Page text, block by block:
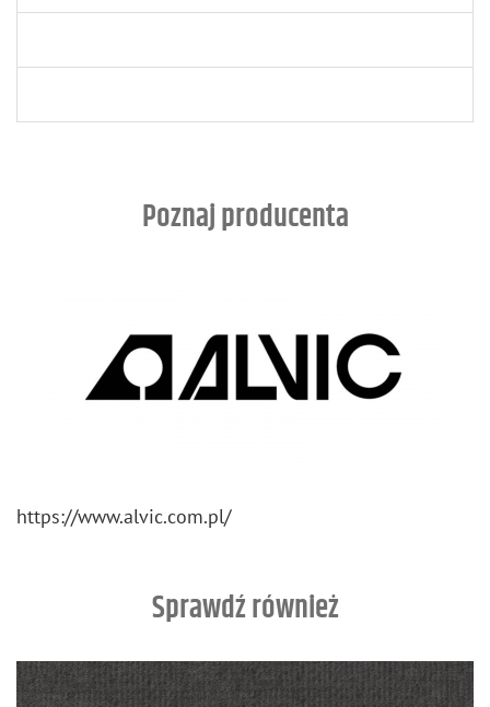
Poznaj producenta
https://​www.​alvic.​com.​pl/
Sprawdź również